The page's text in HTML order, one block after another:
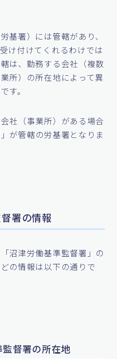
基署）には管轄があり、
け付けてくれるわけでは
は、勤務する会社（複数
所）の所在地によって異
す。
社（事業所）がある場合
」が管轄の労基署となりま
署の情報
沼津労働基準監督署」の
の情報は以下の通りで
督署の所在地